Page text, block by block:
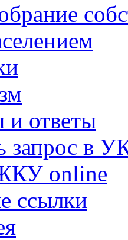
ответы
запрос в
online
ссылки